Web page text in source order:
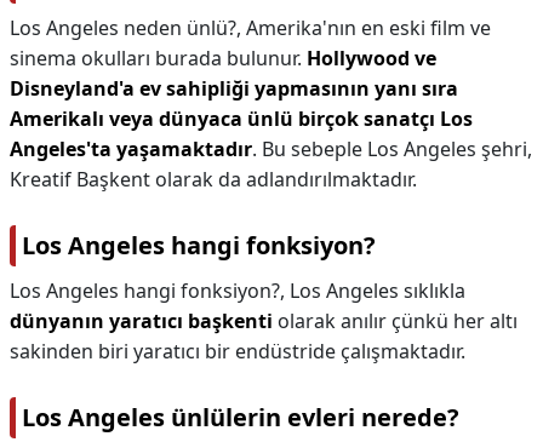
Los Angeles neden ünlü?, Amerika'nın en eski film ve
sinema okulları burada bulunur. Hollywood ve
Disneyland'a ev sahipliği yapmasının yanı sıra
Amerikalı veya dünyaca ünlü birçok sanatçı Los
Angeles'ta yaşamaktadır. Bu sebeple Los Angeles şehri,
Kreatif Başkent olarak da adlandırılmaktadır.
Los Angeles hangi fonksiyon?
Los Angeles hangi fonksiyon?, Los Angeles sıklıkla
dünyanın yaratıcı başkenti olarak anılır çünkü her altı
sakinden biri yaratıcı bir endüstride çalışmaktadır.
Los Angeles ünlülerin evleri nerede?